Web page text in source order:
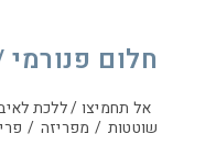
חלום
אל תחמיצו / ללכת
שוטטות / מפריזה /